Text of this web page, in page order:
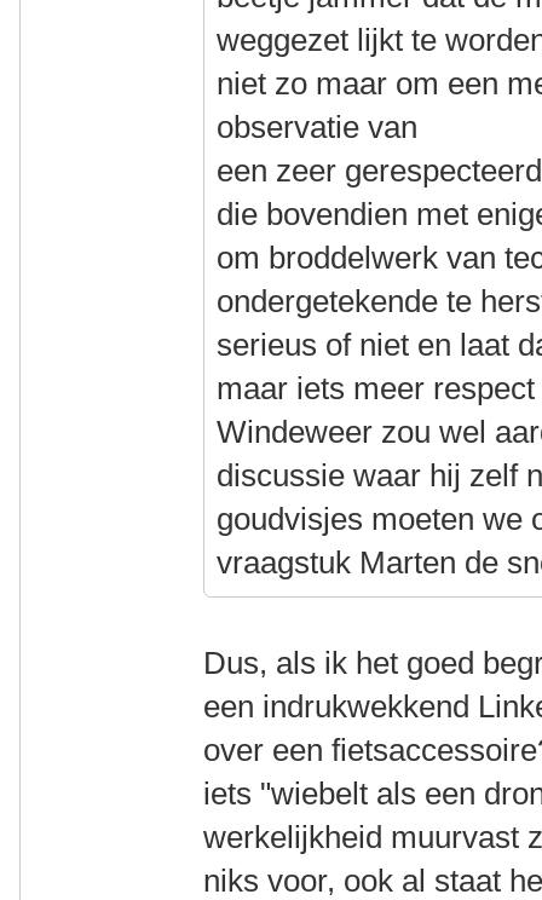
weggezet lijkt te
niet zo maar om een
observatie van
een zeer
die bovendien met
om broddelwerk van
ondergetekende te
serieus of niet en laat
maar iets meer
Windeweer zou wel
discussie waar hij zelf
goudvisjes moeten we
vraagstuk Marten de
Dus, als ik het goed
een indrukwekkend
over een
iets "wiebelt als een
werkelijkheid muurvast
niks voor, ook al staat